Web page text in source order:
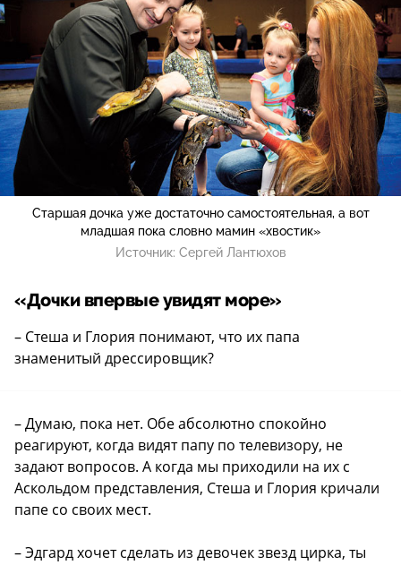
Старшая дочка уже достаточно самостоятельная, а вот
младшая пока словно мамин «хвостик»
Источник: Сергей Лантюхов
«Дочки впервые увидят море»
– Стеша и Глория понимают, что их папа
знаменитый дрессировщик?
– Думаю, пока нет. Обе абсолютно спокойно
реагируют, когда видят папу по телевизору, не
задают вопросов. А когда мы приходили на их с
Аскольдом представления, Стеша и Глория кричали
папе со своих мест.
– Эдгард хочет сделать из девочек звезд цирка, ты